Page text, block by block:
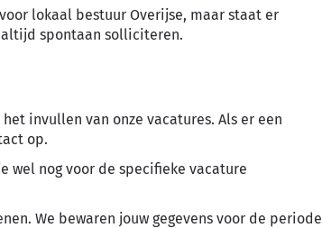
lokaal bestuur Overijse, maar staat er
altijd spontaan solliciteren.
invullen van onze vacatures. Als er een
op.
wel nog voor de specifieke vacature
We bewaren jouw gegevens voor de periode